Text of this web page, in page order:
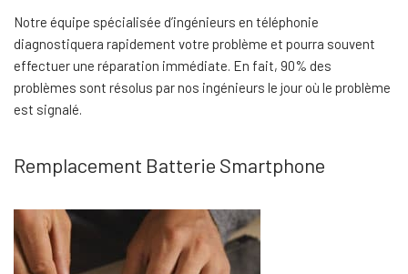
Notre équipe spécialisée d’ingénieurs en téléphonie
diagnostiquera rapidement votre problème et pourra souvent
effectuer une réparation immédiate. En fait, 90% des
problèmes sont résolus par nos ingénieurs le jour où le problème
est signalé.
Remplacement Batterie Smartphone